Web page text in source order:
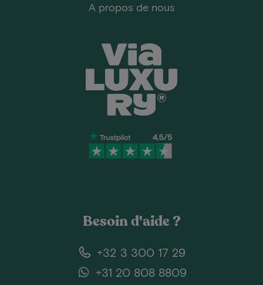
A propos de nous
Besoin d'aide ?
+32 3 300 17 29
+31 20 808 8809